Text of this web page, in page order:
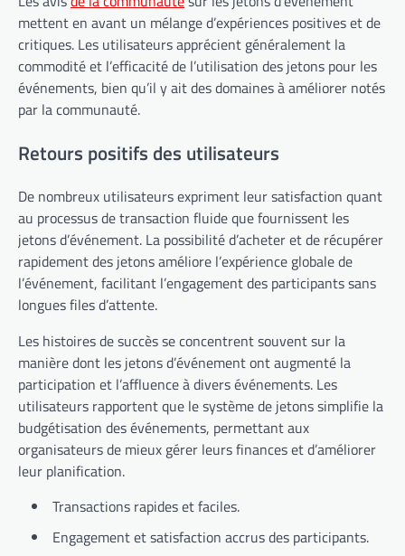
mettent en avant un mélange d’expériences positives et de
critiques. Les utilisateurs apprécient généralement la
commodité et l’efficacité de l’utilisation des jetons pour les
événements, bien qu’il y ait des domaines à améliorer notés
par la communauté.
Retours positifs des utilisateurs
De nombreux utilisateurs expriment leur satisfaction quant
au processus de transaction fluide que fournissent les
jetons d’événement. La possibilité d’acheter et de récupérer
rapidement des jetons améliore l’expérience globale de
l’événement, facilitant l’engagement des participants sans
longues files d’attente.
Les histoires de succès se concentrent souvent sur la
manière dont les jetons d’événement ont augmenté la
participation et l’affluence à divers événements. Les
utilisateurs rapportent que le système de jetons simplifie la
budgétisation des événements, permettant aux
organisateurs de mieux gérer leurs finances et d’améliorer
leur planification.
Transactions rapides et faciles.
Engagement et satisfaction accrus des participants.